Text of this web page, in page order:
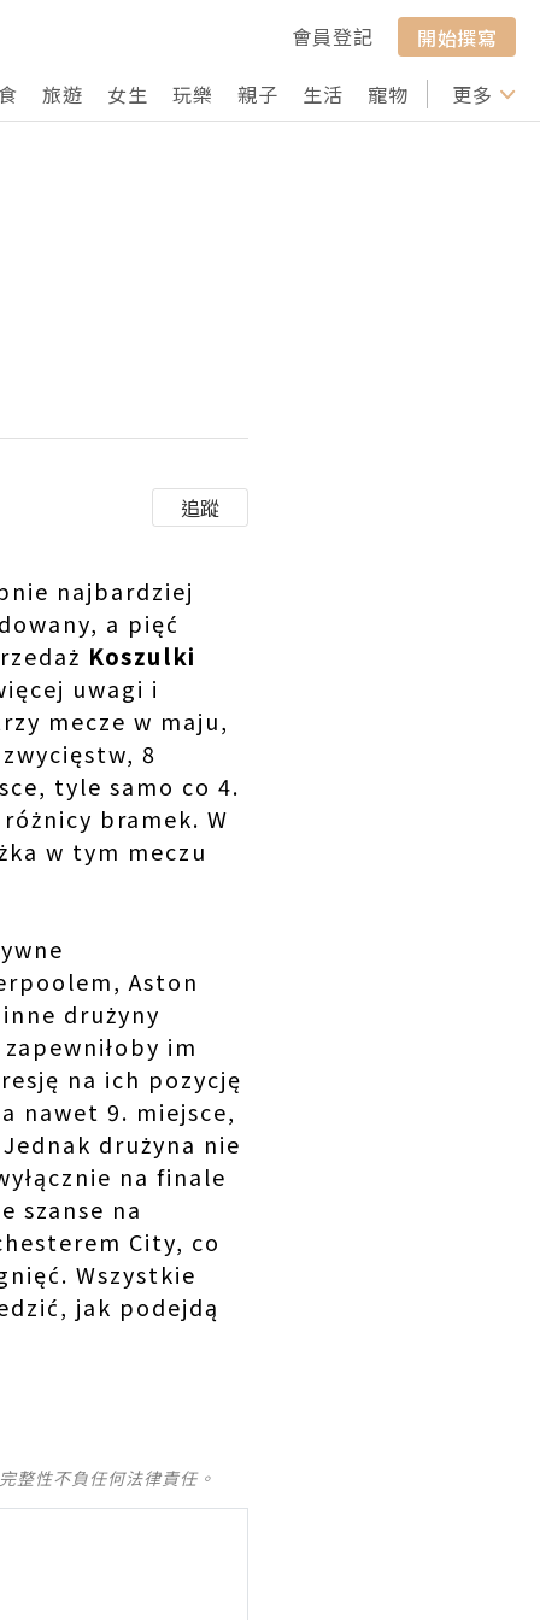
會員登記
開始撰寫
旅遊 女生 玩樂 親子 生活 寵物 行山 打卡
更多
追蹤
najbardziej
a pięć
Koszulki
uwagi i
mecze w maju,
8
tyle samo co 4.
bramek. W
w tym meczu
Aston
drużyny
im
na ich pozycję
nawet 9. miejsce,
drużyna nie
na finale
szanse na
City, co
Wszystkie
jak podejdą
整性不負任何法律責任。